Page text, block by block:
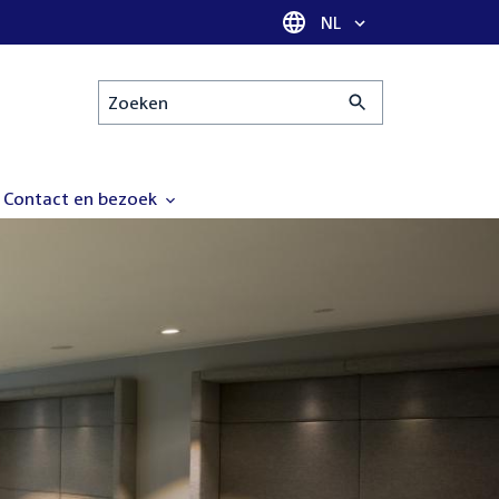
Taal selectie
NL
Zoeken
Contact en bezoek